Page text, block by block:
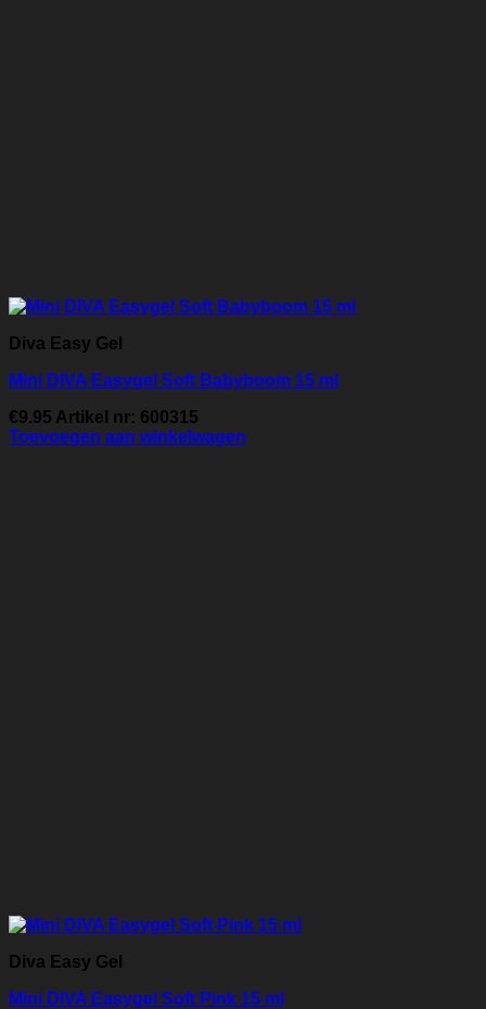
Diva Easy Gel
Mini DIVA Easygel Soft Babyboom 15 ml
€9.95 Artikel nr: 600315
Toevoegen aan winkelwagen
Diva Easy Gel
Mini DIVA Easygel Soft Pink 15 ml